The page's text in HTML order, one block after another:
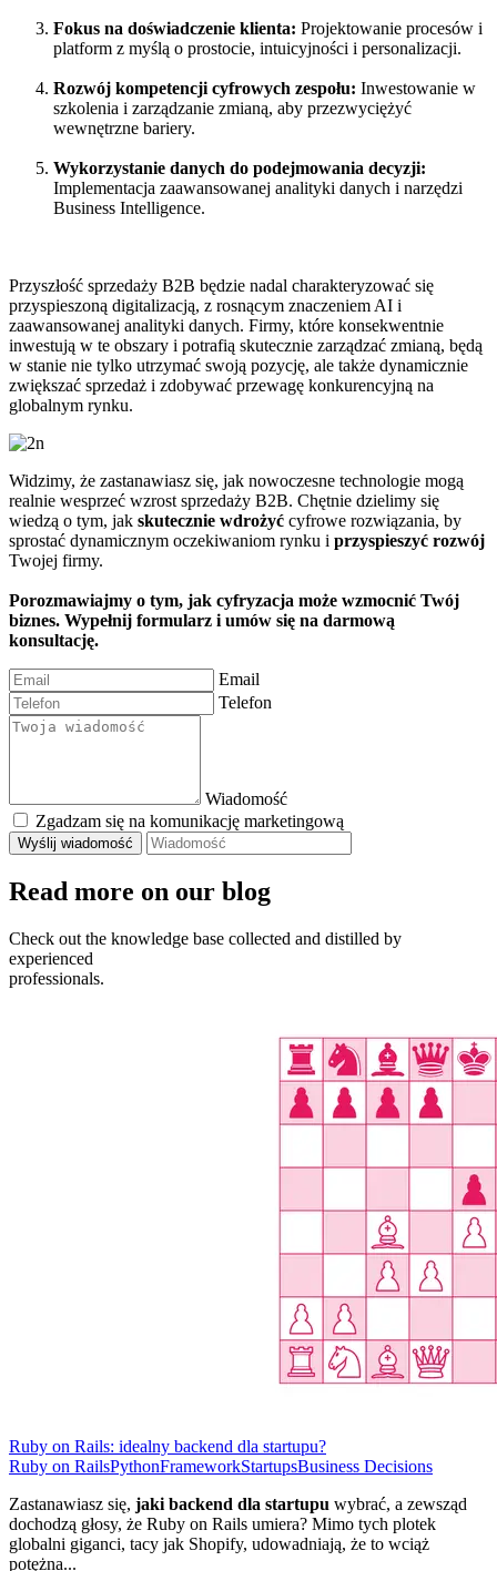
Fokus na doświadczenie klienta: Projektowanie procesów i
platform z myślą o prostocie, intuicyjności i personalizacji.
Rozwój kompetencji cyfrowych zespołu: Inwestowanie w
szkolenia i zarządzanie zmianą, aby przezwyciężyć
wewnętrzne bariery.
Wykorzystanie danych do podejmowania decyzji:
Implementacja zaawansowanej analityki danych i narzędzi
Business Intelligence.
Przyszłość sprzedaży B2B będzie nadal charakteryzować się
przyspieszoną digitalizacją, z rosnącym znaczeniem AI i
zaawansowanej analityki danych. Firmy, które konsekwentnie
inwestują w te obszary i potrafią skutecznie zarządzać zmianą, będą
w stanie nie tylko utrzymać swoją pozycję, ale także dynamicznie
zwiększać sprzedaż i zdobywać przewagę konkurencyjną na
globalnym rynku.
Widzimy, że zastanawiasz się, jak nowoczesne technologie mogą
realnie wesprzeć wzrost sprzedaży B2B. Chętnie dzielimy się
wiedzą o tym, jak skutecznie wdrożyć cyfrowe rozwiązania, by
sprostać dynamicznym oczekiwaniom rynku i przyspieszyć rozwój
Twojej firmy.
Porozmawiajmy o tym, jak cyfryzacja może wzmocnić Twój
biznes. Wypełnij formularz i umów się na darmową
konsultację.
Email
Telefon
Wiadomość
Zgadzam się na komunikację marketingową
Read more on our blog
Check out the knowledge base collected and distilled by
experienced
professionals.
Ruby on Rails: idealny backend dla startupu?
Ruby on RailsPythonFrameworkStartupsBusiness Decisions
Zastanawiasz się, jaki backend dla startupu wybrać, a zewsząd
dochodzą głosy, że Ruby on Rails umiera? Mimo tych plotek
globalni giganci, tacy jak Shopify, udowadniają, że to wciąż
potężna...